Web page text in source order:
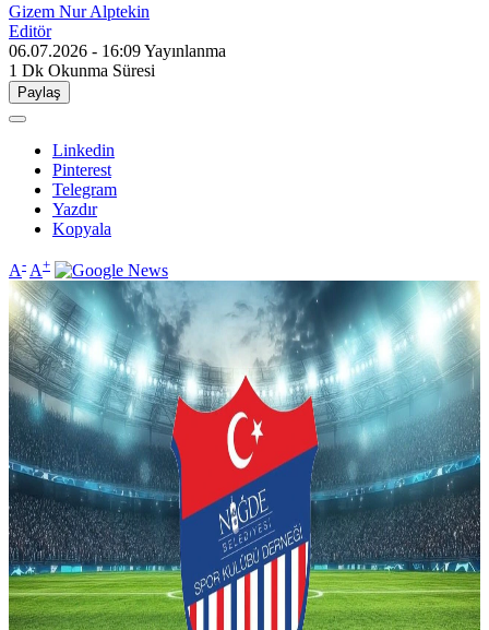
Gizem Nur Alptekin
Editör
06.07.2026 - 16:09Yayınlanma
1 Dk Okunma Süresi
Paylaş
Linkedin
Pinterest
Telegram
Yazdır
Kopyala
A- A+